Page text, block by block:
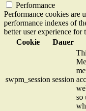
Performance
Performance cookies are
performance indexes of
better user experience for
Cookie
Dauer
swpm_session session
so